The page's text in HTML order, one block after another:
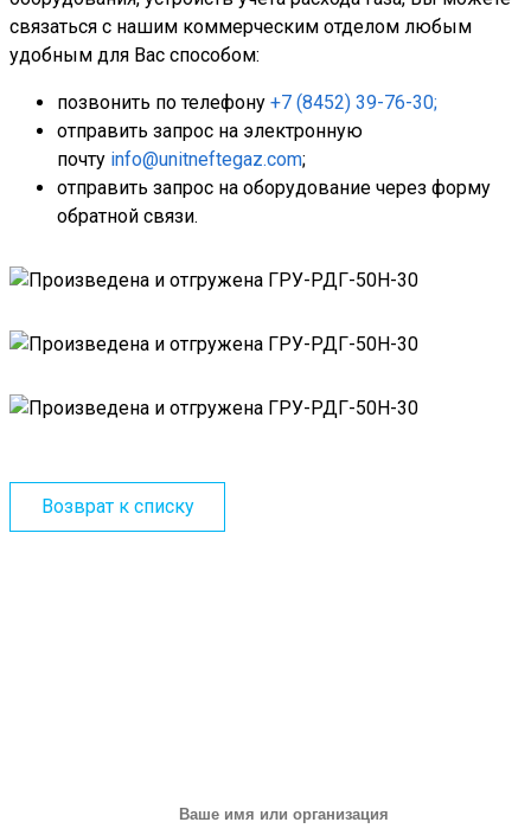
связаться с нашим коммерческим отделом любым
удобным для Вас способом:
позвонить по телефону +7 (8452) 39-76-30;
отправить запрос на электронную
почту info@unitneftegaz.com;
отправить запрос на оборудование через форму
обратной связи.
Возврат к списку